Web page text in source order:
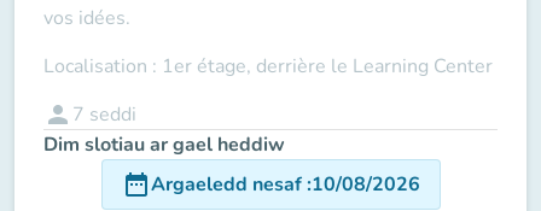
vos idées.
Localisation : 1er étage, derrière le Learning Center
person 7 seddi
Dim slotiau ar gael heddiw
date_rangeArgaeledd nesaf:10/08/2026